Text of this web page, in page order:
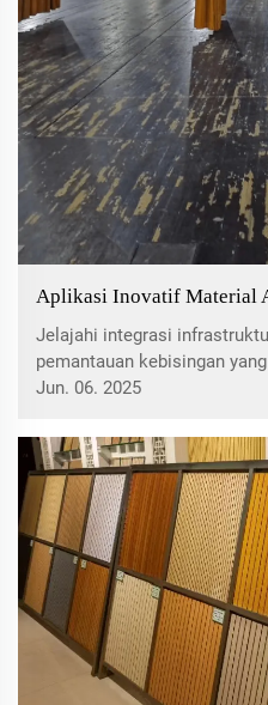
Aplikasi Inovatif Material
Jelajahi integrasi
pemantauan kebisingan
akustik penyerap surya, dan
tempat budaya,
serta pengalaman auditori.
Jun. 06. 2025